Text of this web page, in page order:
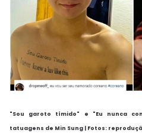
"Sou garoto tímido" e "Eu nunca
tatuagens de Min Sung | Fotos: